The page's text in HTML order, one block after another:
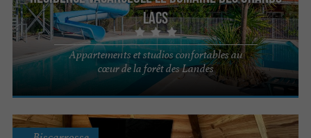
Lacs
Appartements et studios confortables au
cœur de la forêt des Landes